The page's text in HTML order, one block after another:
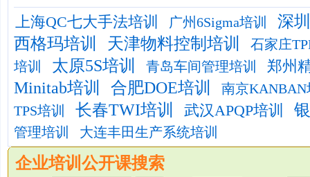
上海QC七大手法培训 广州6Sigma培训
深
西格玛培训
天津物料控制培训
石家庄
培训
太原5S培训 青岛车间管理培训 郑州
Minitab培训 合肥DOE培训
南京KANBAN
TPS培训
长春TWI培训 武汉APQP培训
管理培训 大连丰田生产系统培训
企业培训公开课搜索